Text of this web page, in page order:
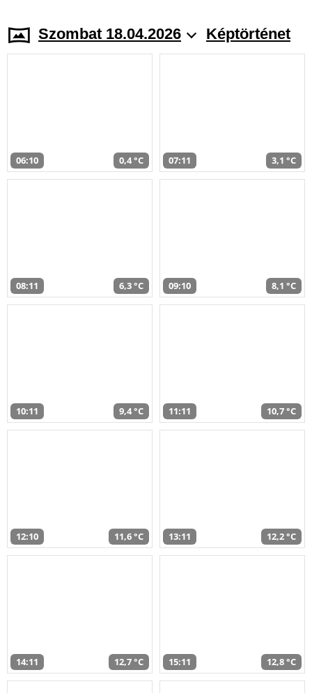
Szombat 18.04.2026 Képtörténet
06:10 0,4 °C 07:11 3,1 °C
08:11 6,3 °C 09:10 8,1 °C
10:11 9,4 °C 11:11 10,7 °C
12:10 11,6 °C 13:11 12,2 °C
14:11 12,7 °C 15:11 12,8 °C